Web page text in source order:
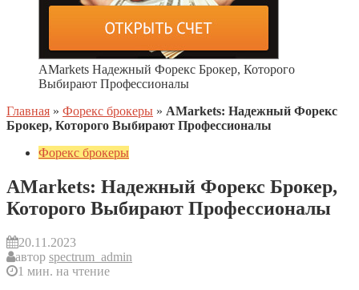
AMarkets Надежный Форекс Брокер, Которого
Выбирают Профессионалы
Главная » Форекс брокеры » AMarkets: Надежный Форекс
Брокер, Которого Выбирают Профессионалы
Форекс брокеры
AMarkets: Надежный Форекс Брокер,
Которого Выбирают Профессионалы
20.11.2023
автор spectrum_admin
1 мин. на чтение